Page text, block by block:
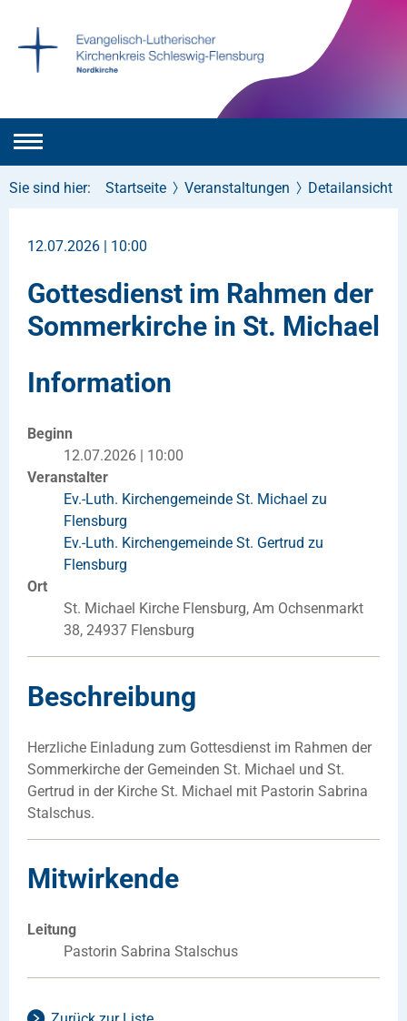
Sie sind hier: Startseite Veranstaltungen Detailansicht
12.07.2026 | 10:00
Gottesdienst im Rahmen der
Sommerkirche in St. Michael
Information
Beginn
12.07.2026 | 10:00
Veranstalter
Ev.-Luth. Kirchengemeinde St. Michael zu
Flensburg
Ev.-Luth. Kirchengemeinde St. Gertrud zu
Flensburg
Ort
St. Michael Kirche Flensburg, Am Ochsenmarkt
38, 24937 Flensburg
Beschreibung
Herzliche Einladung zum Gottesdienst im Rahmen der
Sommerkirche der Gemeinden St. Michael und St.
Gertrud in der Kirche St. Michael mit Pastorin Sabrina
Stalschus.
Mitwirkende
Leitung
Pastorin Sabrina Stalschus